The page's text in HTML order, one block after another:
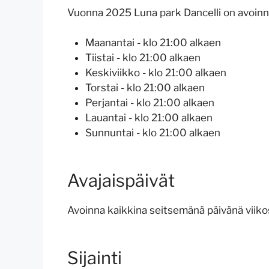
Vuonna 2025 Luna park Dancelli on
Maanantai - klo 21:00 alkaen
Tiistai - klo 21:00 alkaen
Keskiviikko - klo 21:00 alkaen
Torstai - klo 21:00 alkaen
Perjantai - klo 21:00 alkaen
Lauantai - klo 21:00 alkaen
Sunnuntai - klo 21:00 alkaen
Avajaispäivät
Avoinna kaikkina seitsemänä päivänä
Sijainti